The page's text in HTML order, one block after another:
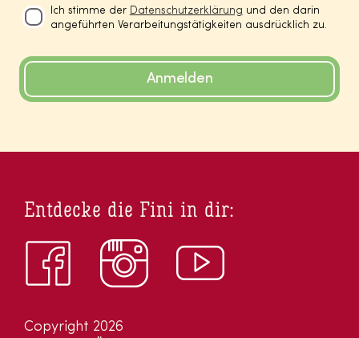
Ich stimme der Datenschutzerklärung und den darin
angeführten Verarbeitungstätigkeiten ausdrücklich zu.
Anmelden
Copyright 2026
Entdecke die Fini in dir: